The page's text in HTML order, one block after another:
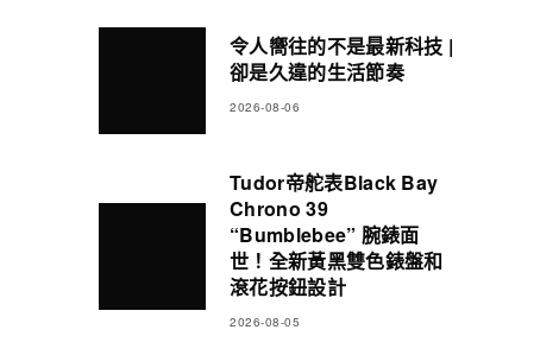
令人嚮往的不是最新科技 |
卻是久違的生活節奏
2026-08-06
Tudor帝舵表Black Bay
Chrono 39
“Bumblebee” 腕錶面
世！全新黃黑雙色錶盤和
滾花按鈕設計
2026-08-05